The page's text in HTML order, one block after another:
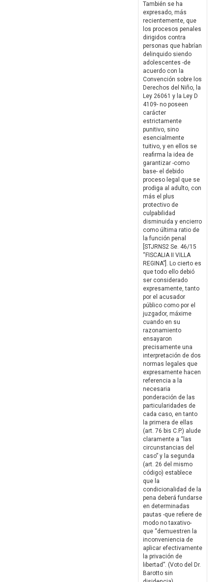
También se ha
expresado, más
recientemente, que
los procesos penales
dirigidos contra
personas que habrían
delinquido siendo
adolescentes -de
acuerdo con la
Convención sobre los
Derechos del Niño, la
Ley 26061 y la Ley D
4109- no poseen
carácter
estrictamente
punitivo, sino
esencialmente
tuitivo, y en ellos se
reafirma la idea de
garantizar -como
base- el debido
proceso legal que se
prodiga al adulto, con
más el plus
protectivo de
culpabilidad
disminuida y encierro
como última ratio de
la función penal
[STJRNS2 Se. 46/15
“FISCALIA II VILLA
REGINA”]. Lo cierto es
que todo ello debió
ser considerado
expresamente, tanto
por el acusador
público como por el
juzgador, máxime
cuando en su
razonamiento
ensayaron
precisamente una
interpretación de dos
normas legales que
expresamente hacen
referencia a la
necesaria
ponderación de las
particularidades de
cada caso, en tanto
la primera de ellas
(art. 76 bis C.P.) alude
claramente a “las
circunstancias del
caso” y la segunda
(art. 26 del mismo
código) establece
que la
condicionalidad de la
pena deberá fundarse
en determinadas
pautas -que refiere de
modo no taxativo-
que “demuestren la
inconveniencia de
aplicar efectivamente
la privación de
libertad”. (Voto del Dr.
Barotto sin